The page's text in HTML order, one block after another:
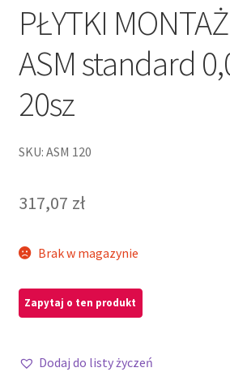
PŁYTKI
ASM standard
20sz
SKU: ASM 120
317,07 zł
Brak w magazynie
Dodaj do listy życzeń